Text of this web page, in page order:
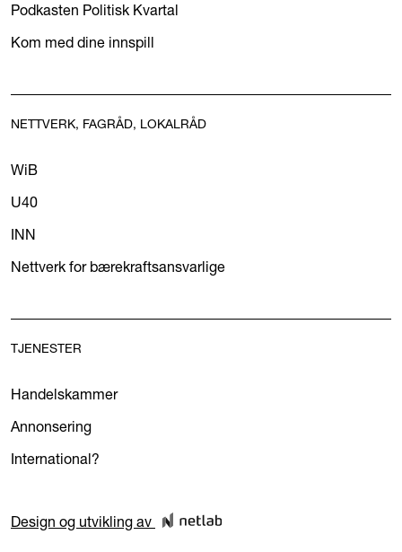
Podkasten Politisk Kvartal
Kom med dine innspill
NETTVERK, FAGRÅD, LOKALRÅD
WiB
U40
INN
Nettverk for bærekraftsansvarlige
TJENESTER
Handelskammer
Annonsering
International?
Design og utvikling av